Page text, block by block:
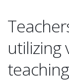
utilizing